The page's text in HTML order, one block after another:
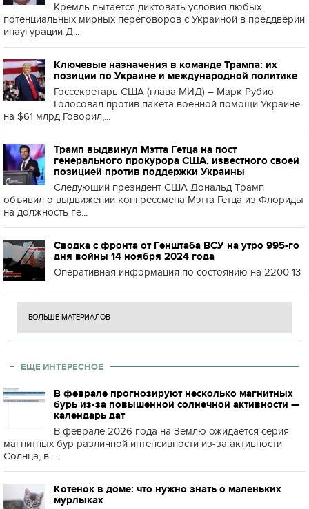
Кремль пытается диктовать условия любых
потенциальных мирных переговоров с Украиной в преддверии
инаугурации Д...
Ключевые назначения в команде Трампа: их
позиции по Украине и международной политике
Госсекретарь США (глава МИД) – Марк Рубио
Голосовал против пакета военной помощи Украине
на $61 млрд Говорил,...
Трамп выдвинул Мэтта Гетца на пост
генерального прокурора США, известного своей
позицией против поддержки Украины
Следующий президент США Дональд Трамп
объявил о выдвижении конгрессмена Мэтта Гетца из Флориды
на должность ге...
Сводка с фронта от Генштаба ВСУ на утро 995-го
дня войны 14 ноября 2024 года
Оперативная информация по состоянию на 2200 13
БОЛЬШЕ МАТЕРИАЛОВ
ЕЩЕ ИНТЕРЕСНОЕ
В феврале прогнозируют несколько магнитных
бурь из-за повышенной солнечной активности —
календарь дат
В феврале 2026 года на Землю ожидается серия
магнитных бур различной интенсивности из-за активности
Солнца, в ...
Котенок в доме: что нужно знать о маленьких
мурлыках